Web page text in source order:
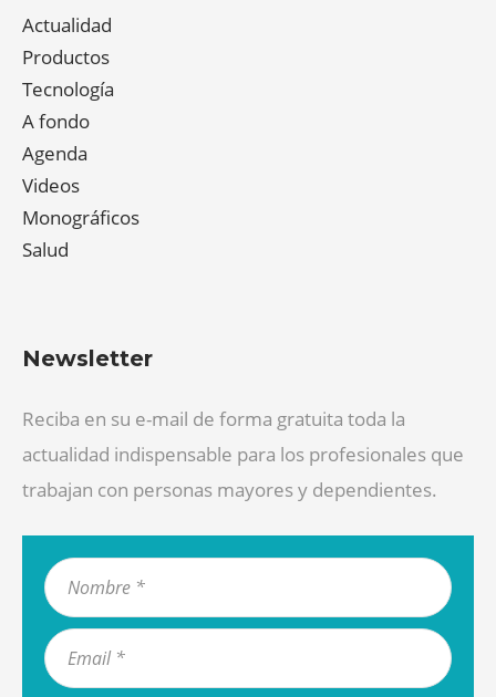
Actualidad
Productos
Tecnología
A fondo
Agenda
Videos
Monográficos
Salud
Newsletter
Reciba en su e-mail de forma gratuita toda la
actualidad indispensable para los profesionales que
trabajan con personas mayores y dependientes.